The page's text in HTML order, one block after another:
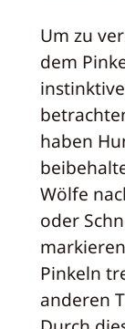
Um zu
dem
haben
Wölfe
oder
Pinkeln
anderen